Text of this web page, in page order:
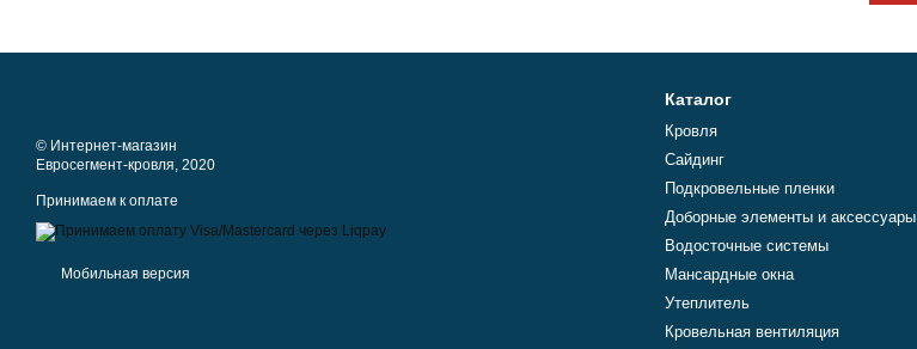
© Интернет-магазин
Евросегмент-кровля, 2020
Принимаем к оплате
Мобильная версия
Каталог
Кровля
Сайдинг
Подкровельные пленки
Доборные элементы и аксессуары
Водосточные системы
Мансардные окна
Утеплитель
Кровельная вентиляция